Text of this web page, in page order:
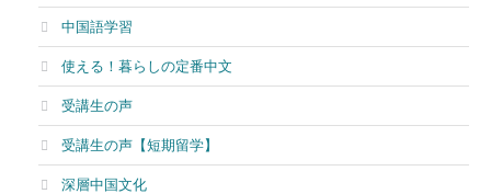
中国語学習
使える！暮らしの定番中文
受講生の声
受講生の声【短期留学】
深層中国文化